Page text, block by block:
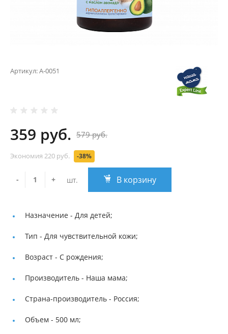
Артикул:А-0051
359 руб. 579 руб.
Экономия 220 руб. -38%
- + шт. В корзину
Назначение - Для детей;
Тип - Для чувствительной кожи;
Возраст - С рождения;
Производитель - Наша мама;
Страна-производитель - Россия;
Объем - 500 мл;